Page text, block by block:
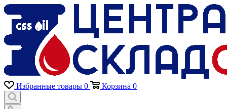
Избранные товары 0 Корзина 0